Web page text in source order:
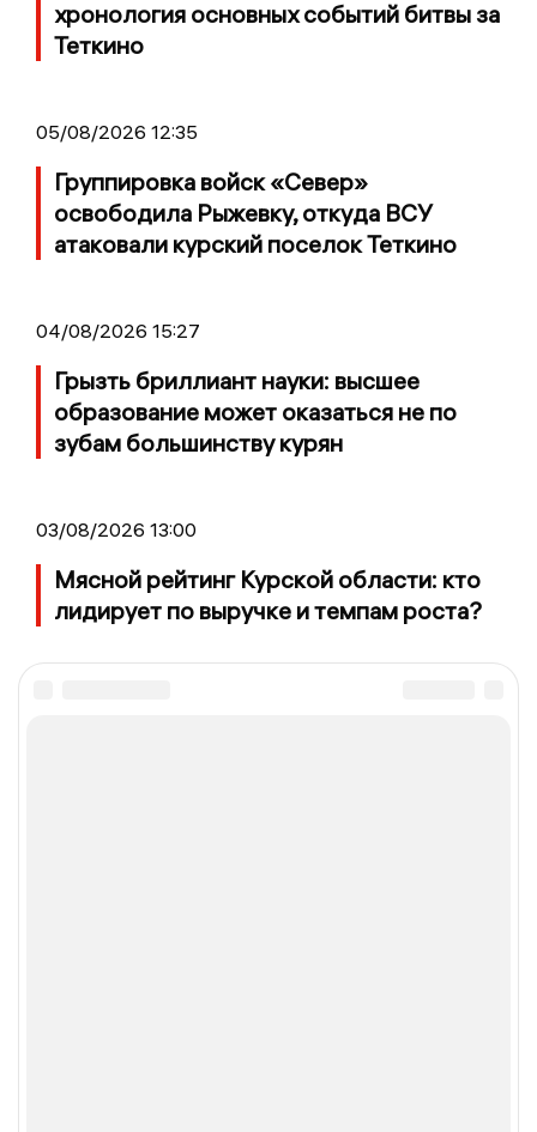
хронология основных событий битвы за
Теткино
05/08/2026 12:35
Группировка войск «Север»
освободила Рыжевку, откуда ВСУ
атаковали курский поселок Теткино
04/08/2026 15:27
Грызть бриллиант науки: высшее
образование может оказаться не по
зубам большинству курян
03/08/2026 13:00
Мясной рейтинг Курской области: кто
лидирует по выручке и темпам роста?